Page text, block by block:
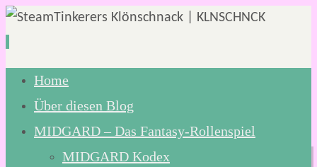
Zum
Inhalt
springen
Home
Über diesen Blog
MIDGARD – Das Fantasy-Rollenspiel
MIDGARD Kodex